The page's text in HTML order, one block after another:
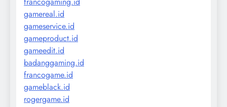
gamereal.id
gameservice.id
gameproduct.id
gameedit.id
badanggaming.id
francogame.id
gameblack.id
rogergame.id